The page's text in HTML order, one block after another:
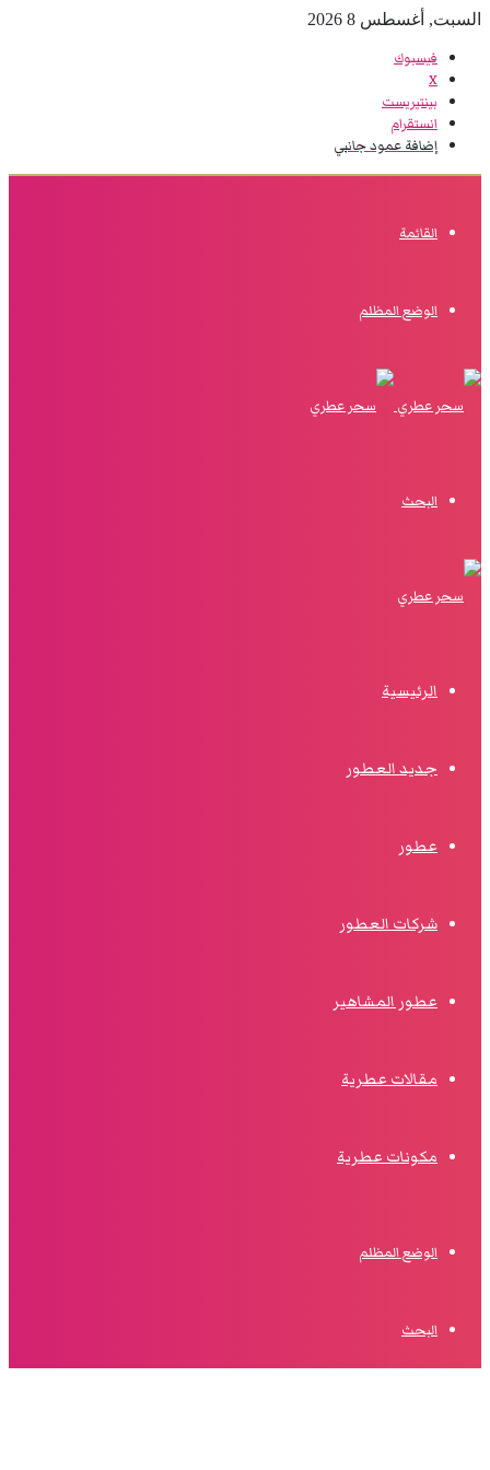
السبت, أغسطس 8 2026
فيسبوك
‫X
بينتيريست
انستقرام
إضافة عمود جانبي
القائمة
الوضع المظلم
البحث
الرئيسية
جديد العطور
عطور
شركات العطور
عطور المشاهير
مقالات عطرية
مكونات عطرية
الوضع المظلم
البحث